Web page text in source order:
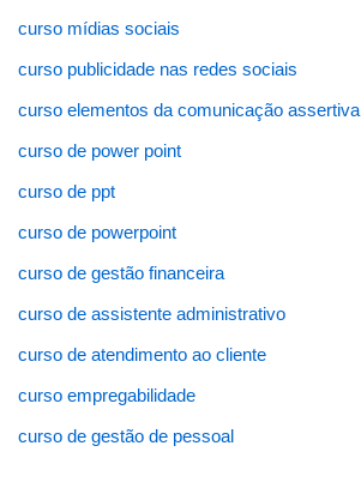
curso mídias sociais
curso publicidade nas redes sociais
curso elementos da comunicação assertiva
curso de power point
curso de ppt
curso de powerpoint
curso de gestão financeira
curso de assistente administrativo
curso de atendimento ao cliente
curso empregabilidade
curso de gestão de pessoal